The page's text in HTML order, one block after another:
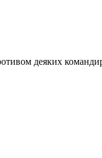
деяких